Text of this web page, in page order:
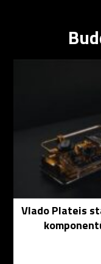
Vlado Plateis